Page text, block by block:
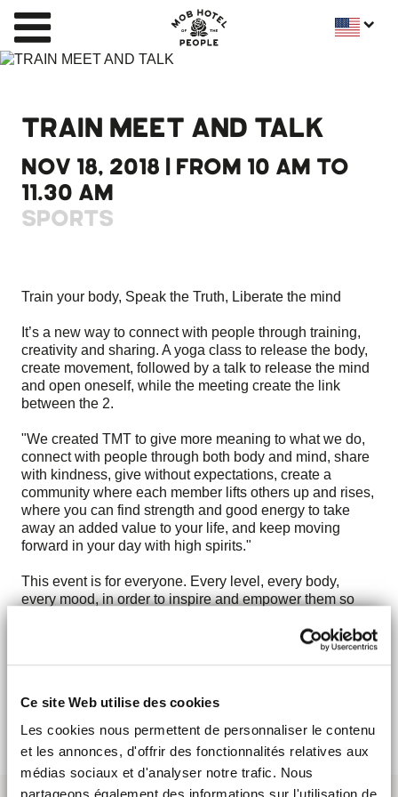
Ce site Web utilise des cookies
Les cookies nous permettent de personnaliser le contenu
et les annonces, d'offrir des fonctionnalités relatives aux
médias sociaux et d'analyser notre trafic. Nous
TRAIN MEET AND TALK
NOV 18, 2018 | FROM 10 AM TO
11.30 AM
SPORTS
Train your body, Speak the Truth, Liberate the mind
It’s a new way to connect with people through training,
creativity and sharing. A yoga class to release the body,
create movement, followed by a talk to release the mind
and open oneself, while the meeting create the link
between the 2.
"We created TMT to give more meaning to what we do,
connect with people through both body and mind, share
with kindness, give without expectations, create a
community where each member lifts others up and rises,
where you can find strength and good energy to take
away an added value to your life, and keep moving
forward in your day with high spirits."
This event is for everyone. Every level, every body,
every mood, in order to inspire and empower them so
Free participation
CLICK HERE TO SUBSCRIBE